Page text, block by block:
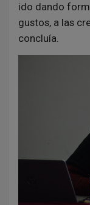
ido dando
gustos, a las
concluía.